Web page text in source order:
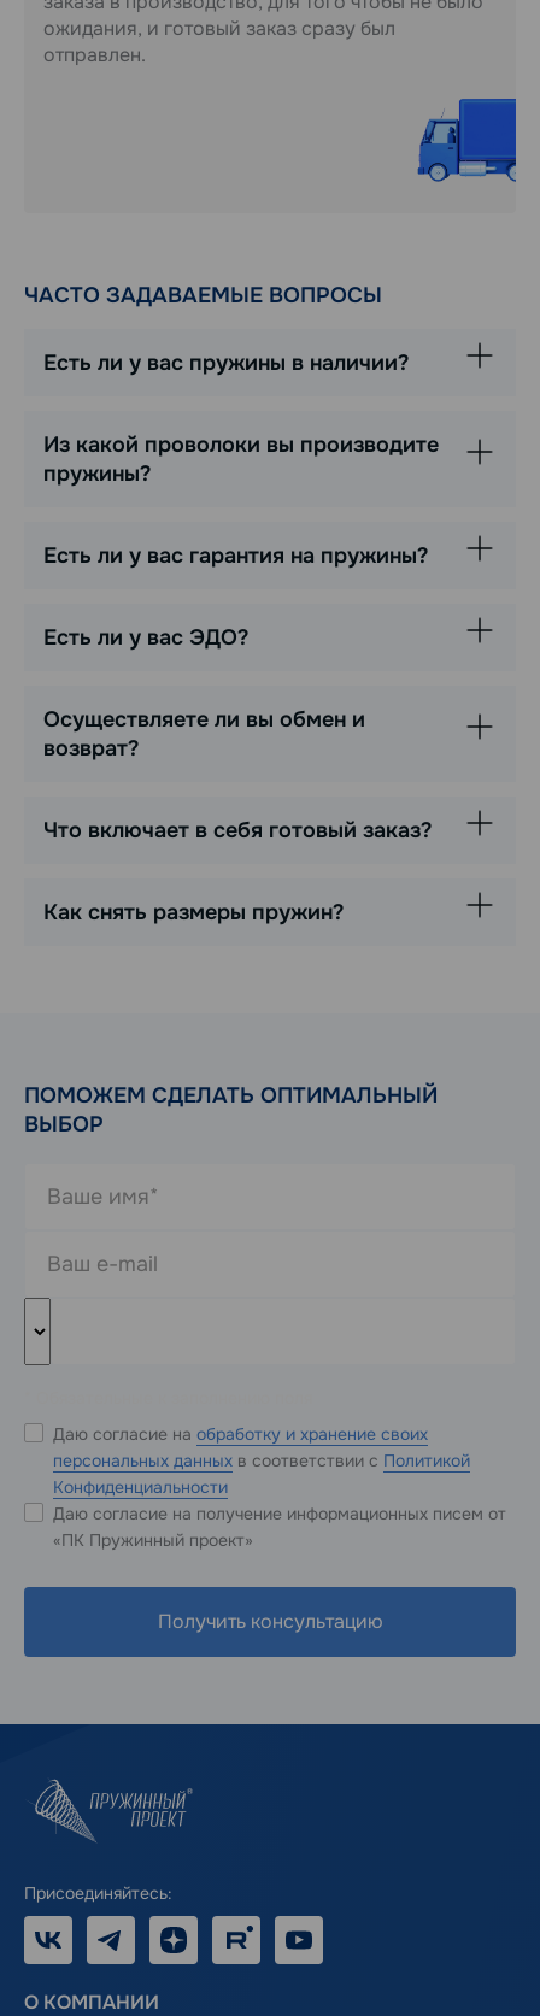
ожидания, и готовый заказ сразу был
отправлен.
ЧАСТО ЗАДАВАЕМЫЕ ВОПРОСЫ
Есть ли у вас пружины в наличии?
Из какой проволоки вы производите
пружины?
Есть ли у вас гарантия на пружины?
Есть ли у вас ЭДО?
Осуществляете ли вы обмен и
возврат?
Что включает в себя готовый заказ?
Как снять размеры пружин?
ПОМОЖЕМ СДЕЛАТЬ ОПТИМАЛЬНЫЙ
ВЫБОР
Даю согласие на обработку и хранение своих
персональных данных в соответствии с Политикой
Конфиденциальности
Даю согласие на получение информационных писем от
«ПК Пружинный проект»
Получить консультацию
Присоединяйтесь:
VK TelegramДзен RUTUBE
О КОМПАНИИ